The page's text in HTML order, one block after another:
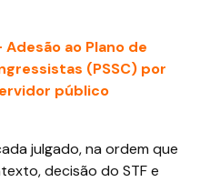
Adesão ao Plano de
(PSSC) por
público
julgado, na ordem que
decisão do STF e